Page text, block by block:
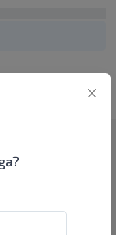
indústrias de
você continua
e encontra novos